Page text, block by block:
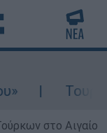
στο Αιγαίο